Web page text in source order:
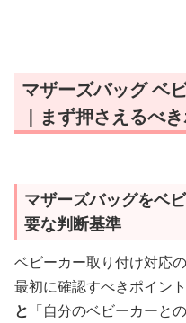
マザーズバッグ ベ
｜まず押さえるべ
マザーズバッグをベ
要な判断基準
ベビーカー取り付け対応
最初に確認すべきポイン
と 「自分のベビーカーと